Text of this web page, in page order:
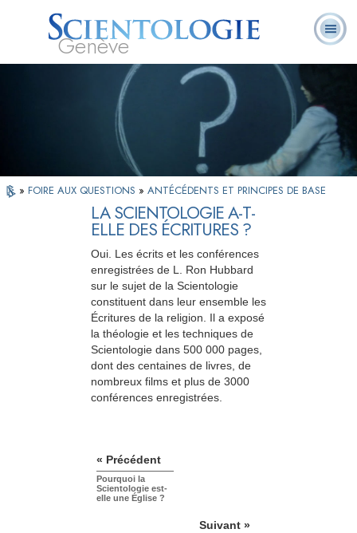
Genève
Qu’est-ce que la
Scientologie ?
Ministres
volontaires
Foire aux
questions
» FOIRE AUX QUESTIONS » ANTÉCÉDENTS ET PRINCIPES DE BASE
LA SCIENTOLOGIE A-T-
ELLE DES ÉCRITURES ?
Oui. Les écrits et les conférences
enregistrées de L. Ron Hubbard
sur le sujet de la Scientologie
constituent dans leur ensemble les
Écritures de la religion. Il a exposé
la théologie et les techniques de
Scientologie dans 500 000 pages,
dont des centaines de livres, de
nombreux films et plus de 3000
conférences enregistrées.
« Précédent
Pourquoi la
Scientologie est-
elle une Église ?
Suivant »